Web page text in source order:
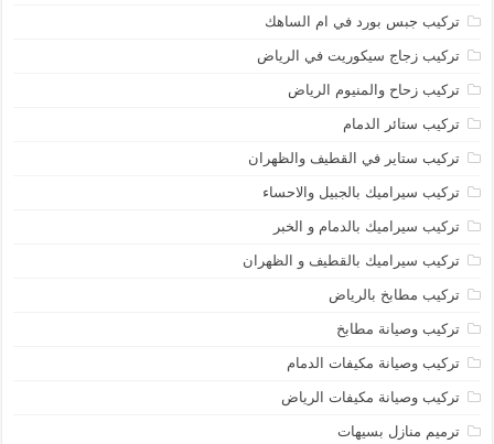
تركيب جبس بورد في ام الساهك
تركيب زجاج سيكوريت في الرياض
تركيب زحاح والمنيوم الرياض
تركيب ستائر الدمام
تركيب ستاير في القطيف والظهران
تركيب سيراميك بالجبيل والاحساء
تركيب سيراميك بالدمام و الخبر
تركيب سيراميك بالقطيف و الظهران
تركيب مطابخ بالرياض
تركيب وصيانة مطابخ
تركيب وصيانة مكيفات الدمام
تركيب وصيانة مكيفات الرياض
ترميم منازل بسيهات